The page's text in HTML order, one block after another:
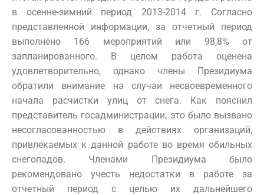
в осенне-зимний период 2013-2014 г. Согласно
представленной информации, за отчетный период
выполнено 166 мероприятий или 98,8% от
запланированного. В целом работа оценена
удовлетворительно, однако члены Президиума
обратили внимание на случаи несвоевременного
начала расчистки улиц от снега. Как пояснил
представитель госадминистрации, это было вызвано
несогласованностью в действиях организаций,
привлекаемых к данной работе во время обильных
снегопадов. Членами Президиума было
рекомендовано учесть недостатки в работе за
отчетный период с целью их дальнейшего